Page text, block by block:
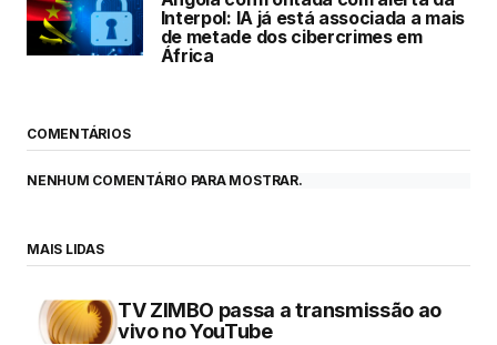
Interpol: IA já está associada a mais
de metade dos cibercrimes em
África
COMENTÁRIOS
NENHUM COMENTÁRIO PARA MOSTRAR.
MAIS LIDAS
TV ZIMBO passa a transmissão ao
vivo no YouTube